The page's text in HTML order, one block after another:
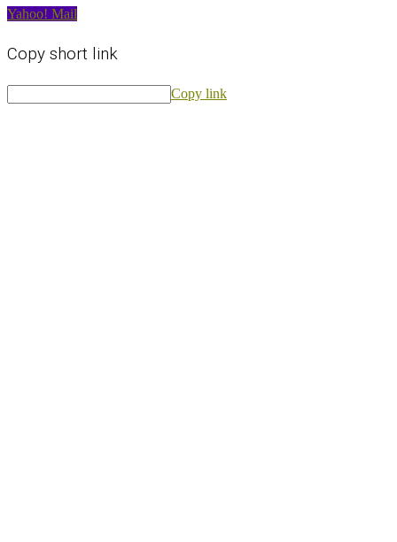
Yahoo! Mail
Copy short link
Copy link